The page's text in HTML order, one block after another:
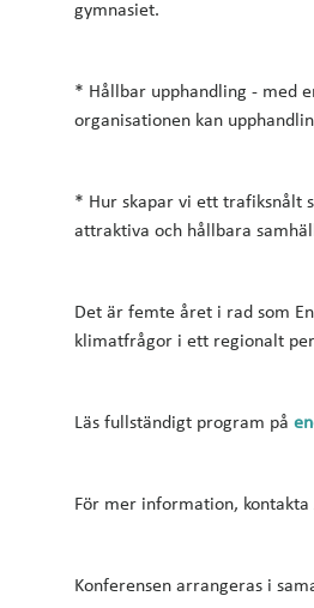
gymnasiet.
* Hållbar upphandling - med
organisationen kan
* Hur skapar vi ett trafiksnålt
attraktiva och hållbara
Det är femte året i rad som
klimatfrågor i ett regionalt
Läs fullständigt program på
För mer information, kontakta
Konferensen arrangeras i